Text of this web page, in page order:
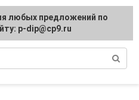
любых предложений по
p-dip@cp9.ru